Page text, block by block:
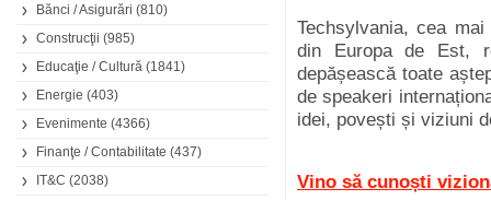
Bănci / Asigurări (810)
Construcţii (985)
Educaţie / Cultură (1841)
Energie (403)
Evenimente (4366)
Finanţe / Contabilitate (437)
IT&C (2038)
Techsylvania, cea
din Europa de Est,
depășească toate
de speakeri
idei, povești și viziuni
Vino să cunoști